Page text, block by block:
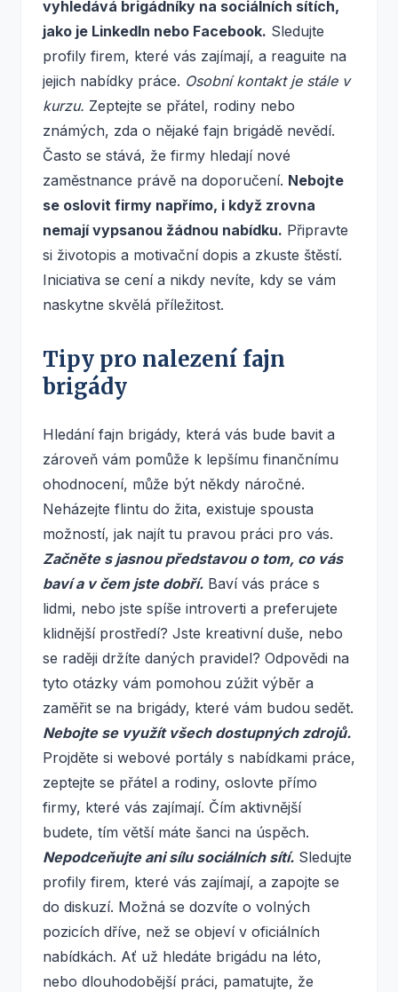
vyhledává brigádníky na sociálních sítích,
jako je LinkedIn nebo Facebook. Sledujte
profily firem, které vás zajímají, a reaguite na
jejich nabídky práce. Osobní kontakt je stále v
kurzu. Zeptejte se přátel, rodiny nebo
známých, zda o nějaké fajn brigádě nevědí.
Často se stává, že firmy hledají nové
zaměstnance právě na doporučení. Nebojte
se oslovit firmy napřímo, i když zrovna
nemají vypsanou žádnou nabídku. Připravte
si životopis a motivační dopis a zkuste štěstí.
Iniciativa se cení a nikdy nevíte, kdy se vám
naskytne skvělá příležitost.
Tipy pro nalezení fajn
brigády
Hledání fajn brigády, která vás bude bavit a
zároveň vám pomůže k lepšímu finančnímu
ohodnocení, může být někdy náročné.
Neházejte flintu do žita, existuje spousta
možností, jak najít tu pravou práci pro vás.
Začněte s jasnou představou o tom, co vás
baví a v čem jste dobří. Baví vás práce s
lidmi, nebo jste spíše introverti a preferujete
klidnější prostředí? Jste kreativní duše, nebo
se raději držíte daných pravidel? Odpovědi na
tyto otázky vám pomohou zúžit výběr a
zaměřit se na brigády, které vám budou sedět.
Nebojte se využít všech dostupných zdrojů.
Projděte si webové portály s nabídkami práce,
zeptejte se přátel a rodiny, oslovte přímo
firmy, které vás zajímají. Čím aktivnější
budete, tím větší máte šanci na úspěch.
Nepodceňujte ani sílu sociálních sítí. Sledujte
profily firem, které vás zajímají, a zapojte se
do diskuzí. Možná se dozvíte o volných
pozicích dříve, než se objeví v oficiálních
nabídkách. Ať už hledáte brigádu na léto,
nebo dlouhodobější práci, pamatujte, že